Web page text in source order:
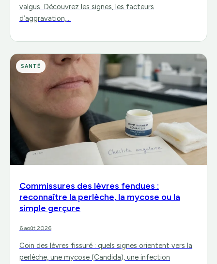
valgus. Découvrez les signes, les facteurs
d’aggravation,…
SANTÉ
Commissures des lèvres fendues :
reconnaître la perlèche, la mycose ou la
simple gerçure
6 août 2026
Coin des lèvres fissuré : quels signes orientent vers la
perlèche, une mycose (Candida), une infection